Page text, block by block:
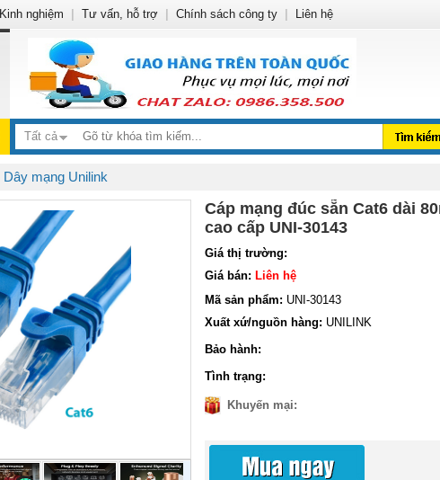
Tất cả
Dây mạng Unilink
Cáp mạng đúc sẵn Cat6 dài
cao cấp UNI-30143
Giá thị trường:
Giá bán: Liên hệ
Mã sản phẩm: UNI-30143
Xuất xứ/nguồn hàng: UNILINK
Bảo hành:
Tình trạng:
Khuyến mại:
Kinh nghiệm Tư vấn, hỗ trợ Chính sách công ty Liên hệ